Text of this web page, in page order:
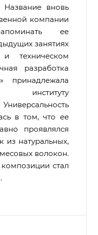
Название вновь
компании
ее
занятиях
техническом
разработка
принадлежала
в том, что ее
проявлялся
из натуральных,
волокон.
стал